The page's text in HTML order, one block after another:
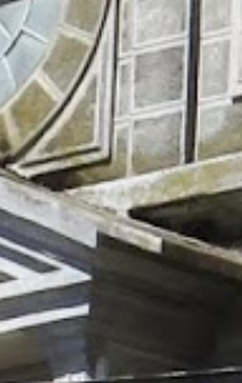
acceder a
una aplicación
cual estará
El director del
detalló que
16 de diciembre,
identidad digital
tener la
a partir de una
que a través
que la
Morales también
Gusto" de